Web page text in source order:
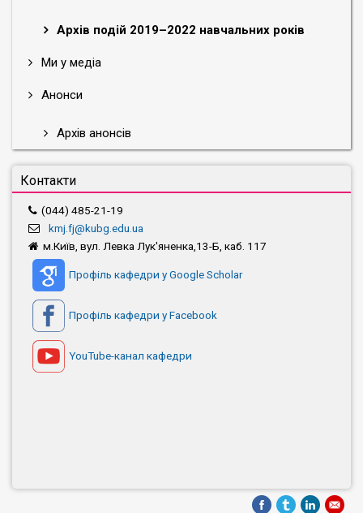
Архів подій 2019–2022 навчальних років
Ми у медіа
Анонси
Архів анонсів
Контакти
(044) 485-21-19
kmj.fj@kubg.edu.ua
м.Київ, вул. Левка Лук'яненка,13-Б, каб. 117
Профіль кафедри у Google Scholar
Профіль кафедри у Facebook
YouTube-канал кафедри